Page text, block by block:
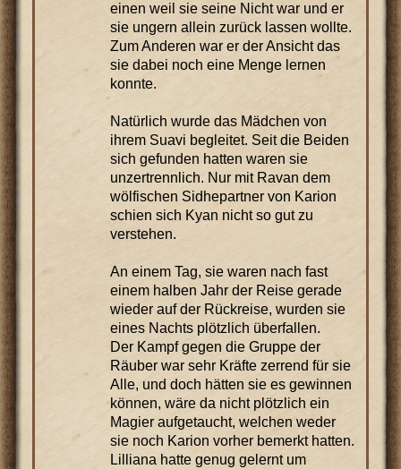
einen weil sie seine Nicht war und er
sie ungern allein zurück lassen wollte.
Zum Anderen war er der Ansicht das
sie dabei noch eine Menge lernen
konnte.
Natürlich wurde das Mädchen von
ihrem Suavi begleitet. Seit die Beiden
sich gefunden hatten waren sie
unzertrennlich. Nur mit Ravan dem
wölfischen Sidhepartner von Karion
schien sich Kyan nicht so gut zu
verstehen.
An einem Tag, sie waren nach fast
einem halben Jahr der Reise gerade
wieder auf der Rückreise, wurden sie
eines Nachts plötzlich überfallen.
Der Kampf gegen die Gruppe der
Räuber war sehr Kräfte zerrend für sie
Alle, und doch hätten sie es gewinnen
können, wäre da nicht plötzlich ein
Magier aufgetaucht, welchen weder
sie noch Karion vorher bemerkt hatten.
Lilliana hatte genug gelernt um